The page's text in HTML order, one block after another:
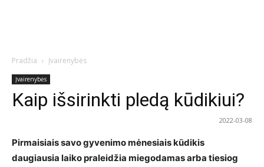
Pradžia Įvairenybės
Įvairenybės
Kaip išsirinkti pledą kūdikiui?
2022-03-08
Pirmaisiais savo gyvenimo mėnesiais kūdikis
daugiausia laiko praleidžia miegodamas arba tiesiog